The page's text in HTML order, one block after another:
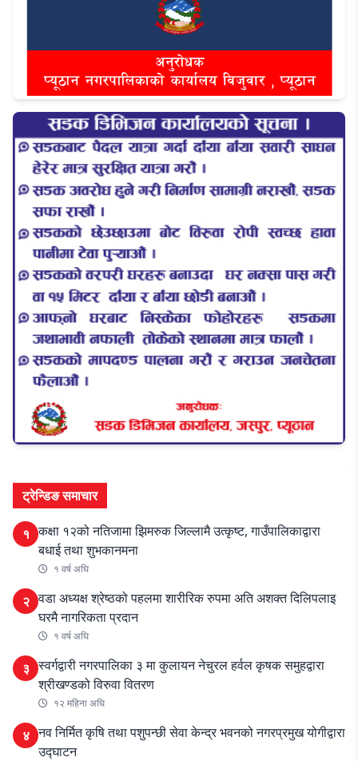
ट्रेन्डिङ समाचार
१ कक्षा १२को नतिजामा झिमरुक जिल्लामै उत्कृष्ट, गाउँपालिकाद्वारा
बधाई तथा शुभकानमना
१ वर्ष अघि
२ वडा अध्यक्ष श्रेष्ठको पहलमा शारीरिक रुपमा अति अशक्त दिलिपलाइ
घरमै नागरिकता प्रदान
१ वर्ष अघि
३ स्वर्गद्वारी नगरपालिका ३ मा कुलायन नेचुरल हर्वल कृषक समुहद्वारा
श्रीखण्डको विरुवा वितरण
१२ महिना अघि
४ नव निर्मित कृषि तथा पशुपन्छी सेवा केन्द्र भवनको नगरप्रमुख योगीद्वारा
उद्घाटन